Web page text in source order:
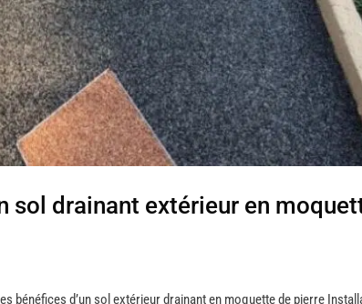
sol drainant extérieur en
bénéfices d’un sol extérieur drainant en moquette de pierre